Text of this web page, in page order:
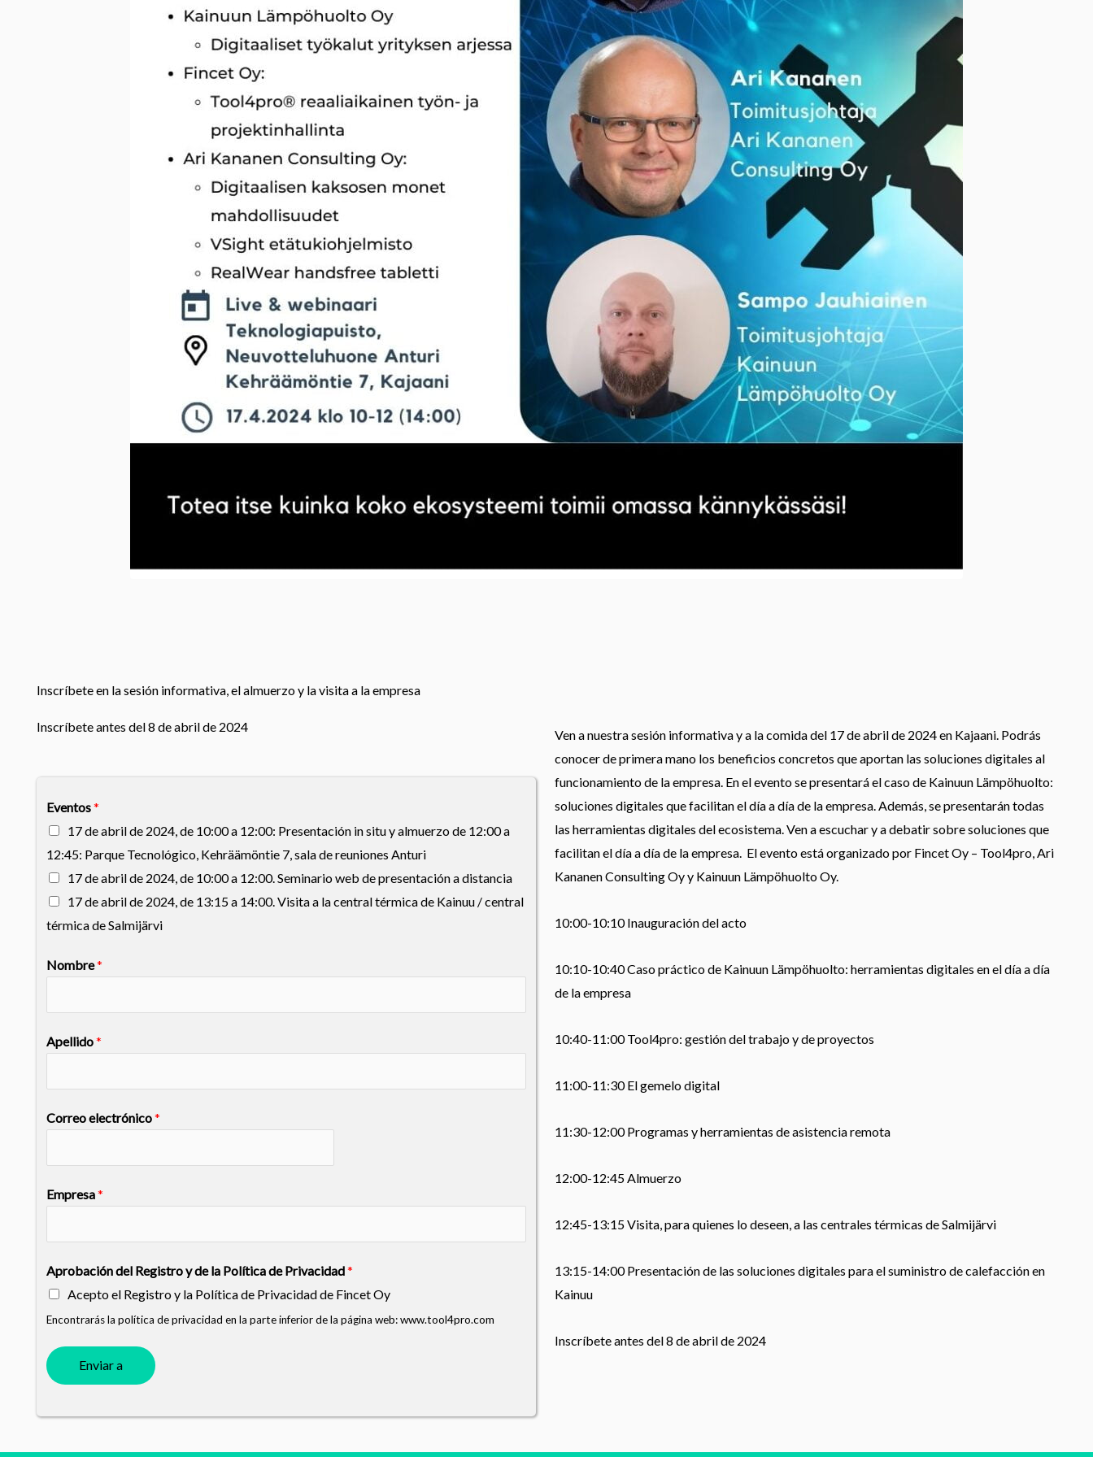
Inscríbete en la sesión informativa, el almuerzo y la visita a la empresa
Inscríbete antes del 8 de abril de 2024
Eventos*
17 de abril de 2024, de 10:00 a 12:00: Presentación in situ y almuerzo de 12:00 a
12:45: Parque Tecnológico, Kehräämöntie 7, sala de reuniones Anturi
17 de abril de 2024, de 10:00 a 12:00. Seminario web de presentación a distancia
17 de abril de 2024, de 13:15 a 14:00. Visita a la central térmica de Kainuu / central
térmica de Salmijärvi
Nombre*
Apellido*
Correo electrónico*
Empresa*
Aprobación del Registro y de la Política de Privacidad*
Acepto el Registro y la Política de Privacidad de Fincet Oy
Encontrarás la política de privacidad en la parte inferior de la página web: www.tool4pro.com
Enviar a
Ven a nuestra sesión informativa y a la comida del 17 de abril de 2024 en Kajaani. Podrás
conocer de primera mano los beneficios concretos que aportan las soluciones digitales al
funcionamiento de la empresa. En el evento se presentará el caso de Kainuun Lämpöhuolto:
soluciones digitales que facilitan el día a día de la empresa. Además, se presentarán todas
las herramientas digitales del ecosistema. Ven a escuchar y a debatir sobre soluciones que
facilitan el día a día de la empresa. El evento está organizado por Fincet Oy – Tool4pro, Ari
Kananen Consulting Oy y Kainuun Lämpöhuolto Oy.
10:00-10:10 Inauguración del acto
10:10-10:40 Caso práctico de Kainuun Lämpöhuolto: herramientas digitales en el día a día
de la empresa
10:40-11:00 Tool4pro: gestión del trabajo y de proyectos
11:00-11:30 El gemelo digital
11:30-12:00 Programas y herramientas de asistencia remota
12:00-12:45 Almuerzo
12:45-13:15 Visita, para quienes lo deseen, a las centrales térmicas de Salmijärvi
13:15-14:00 Presentación de las soluciones digitales para el suministro de calefacción en
Kainuu
Inscríbete antes del 8 de abril de 2024